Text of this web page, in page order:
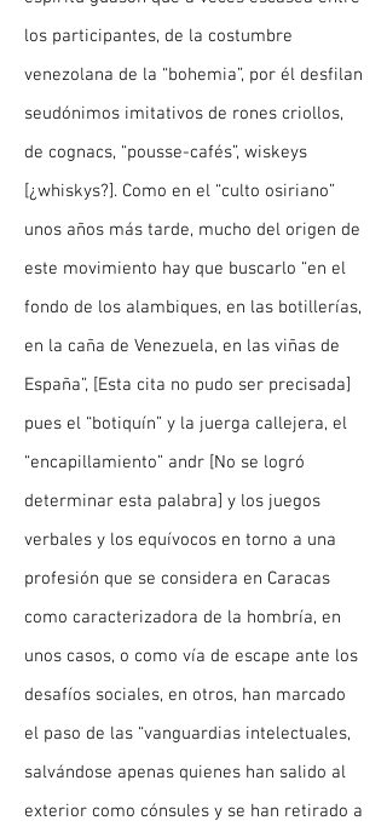
los participantes, de la costumbre
venezolana de la “bohemia”, por él desfilan
seudónimos imitativos de rones criollos,
de cognacs, “pousse-cafés”, wiskeys
[¿whiskys?]. Como en el “culto osiriano”
unos años más tarde, mucho del origen de
este movimiento hay que buscarlo “en el
fondo de los alambiques, en las botillerías,
en la caña de Venezuela, en las viñas de
España”, [Esta cita no pudo ser precisada]
pues el “botiquín” y la juerga callejera, el
“encapillamiento” andr [No se logró
determinar esta palabra] y los juegos
verbales y los equívocos en torno a una
profesión que se considera en Caracas
como caracterizadora de la hombría, en
unos casos, o como vía de escape ante los
desafíos sociales, en otros, han marcado
el paso de las “vanguardias intelectuales,
salvándose apenas quienes han salido al
exterior como cónsules y se han retirado a